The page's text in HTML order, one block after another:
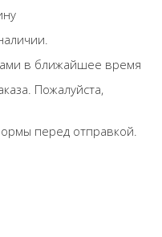
в ближайшее время
Пожалуйста,
перед отправкой.